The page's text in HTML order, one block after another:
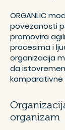
ORGANLIC
povezanosti
promovira
procesima i
organizacija
da
komparativne
organizam